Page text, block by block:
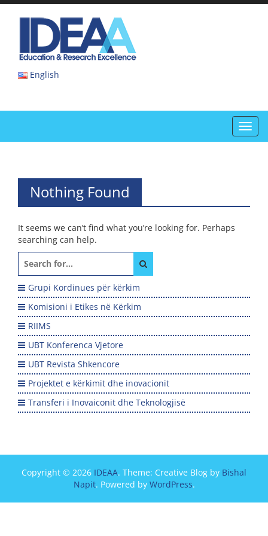
Skip
English
Nothing Found
It seems we can’t find what you’re looking for. Perhaps
searching can help.
for:
Grupi Kordinues për kërkim
Komisioni i Etikes në Kërkim
RIIMS
UBT Konferenca Vjetore
UBT Revista Shkencore
Projektet e kërkimit dhe inovacionit
Transferi i Inovaiconit dhe Teknologjisë
Copyright © 2026 IDEAA. Theme: Creative Blog by Bishal
Napit. Powered by WordPress.